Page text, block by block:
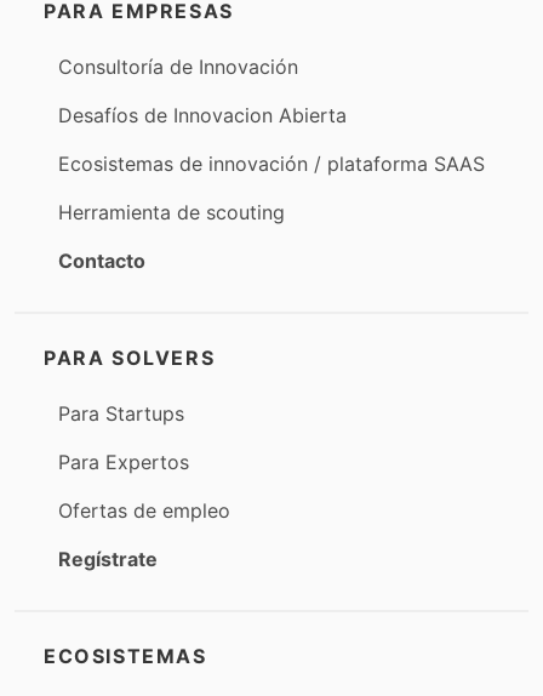
PARA EMPRESAS
Consultoría de Innovación
Desafíos de Innovacion Abierta
Ecosistemas de innovación / plataforma SAAS
Herramienta de scouting
Contacto
PARA SOLVERS
Para Startups
Para Expertos
Ofertas de empleo
Regístrate
ECOSISTEMAS